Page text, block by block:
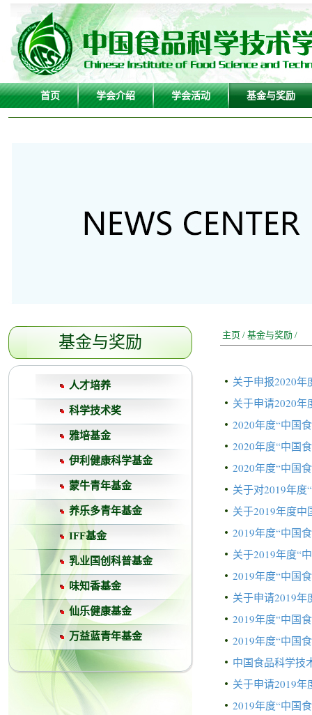
首页 学会介绍 学会活动 基金与奖励
基金与奖励
人才培养
科学技术奖
雅培基金
伊利健康科学基金
蒙牛青年基金
养乐多青年基金
IFF基金
乳业国创科普基金
味知香基金
仙乐健康基金
万益蓝青年基金
主页 / 基金与奖励 /
关于申报2020年
关于申请2020
2020年度“中国
2020年度“中国
2020年度“中国
关于对2019年
关于2019年度
2019年度“中国
关于2019年度“
2019年度“中国
关于申请2019
2019年度“中国
2019年度“中国
中国食品科学技
关于申请2019
2019年度“中国